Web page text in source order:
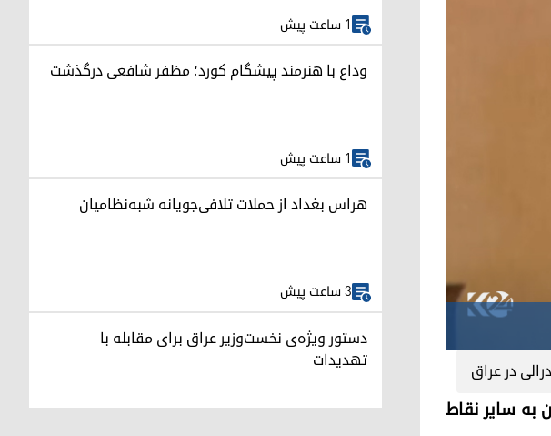
در عراق
به سایر نقاط
1 ساعت پیش
وداع با هنرمند پیشگام کورد؛ مظفر شافعی درگذشت
1 ساعت پیش
هراس بغداد از حملات تلافی‌جویانه شبه‌نظامیان
3 ساعت پیش
دستور ویژه‌ی نخست‌وزیر عراق برای مقابله با
تهدیدات